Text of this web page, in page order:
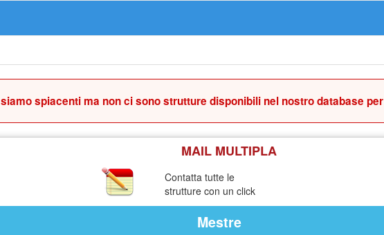
siamo spiacenti ma non ci sono strutture disponibili nel nostro database
MAIL MULTIPLA
Contatta tutte le
strutture con un click
Mestre